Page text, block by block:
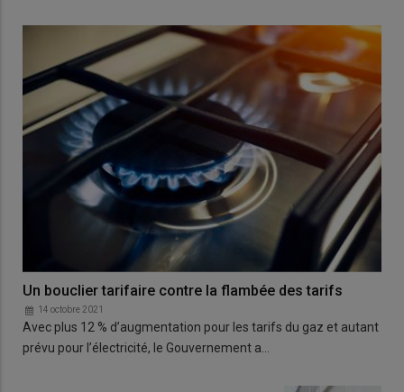
Un bouclier tarifaire contre la flambée des tarifs
14 octobre 2021
Avec plus 12 % d’augmentation pour les tarifs du gaz et autant
prévu pour l’électricité, le Gouvernement a…